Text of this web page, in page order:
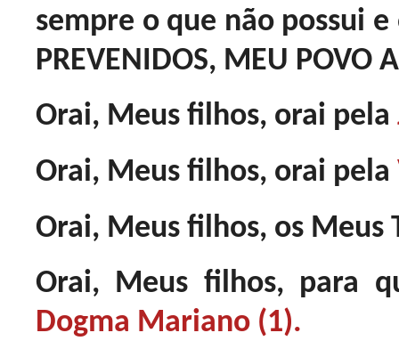
sempre o que não possui e
PREVENIDOS, MEU POVO
Orai, Meus filhos, orai pela
Orai, Meus filhos, orai pela
Orai, Meus filhos, os Meus
Orai, Meus filhos, para
Dogma Mariano (1).